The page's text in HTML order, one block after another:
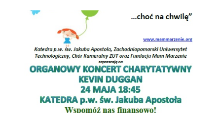
funduszy dla naszych podopiecznych. Przy
naszym stoliku można[...]